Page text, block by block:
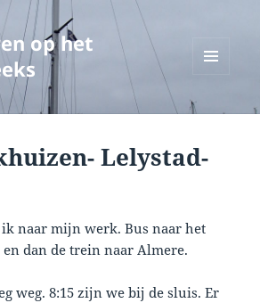
op het
WIDGETS
Lelystad-
ik naar mijn werk. Bus naar het
en dan de trein naar Almere.
weg. 8:15 zijn we bij de sluis. Er